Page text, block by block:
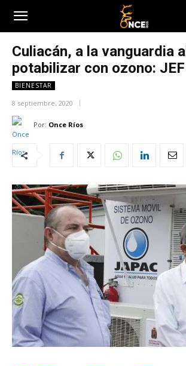
Culiacán, a la vanguardia al
potabilizar con ozono: JEF
BIENESTAR
8 septiembre, 2020
Por: Once Ríos